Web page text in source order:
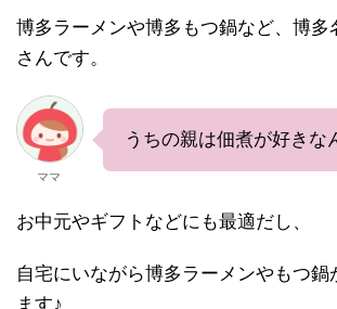
博多ラーメンや博多もつ鍋など、博多
さんです。
ママ
うちの親は佃煮が好きな
お中元やギフトなどにも最適だし、
自宅にいながら博多ラーメンやもつ鍋
ます♪